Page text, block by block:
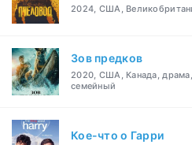
2024, США,
Зов предков
2020, США, Канада,
семейный
Кое-что о Гарри